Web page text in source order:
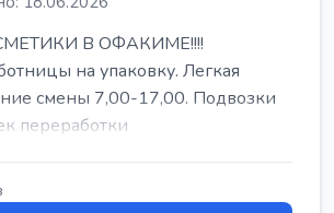
В ОФАКИМЕ!!!!
на упаковку. Легкая
смены 7,00-17,00. Подвозки
переработки